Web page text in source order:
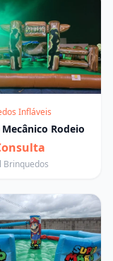
Infláveis
Rodeio
Brinquedos